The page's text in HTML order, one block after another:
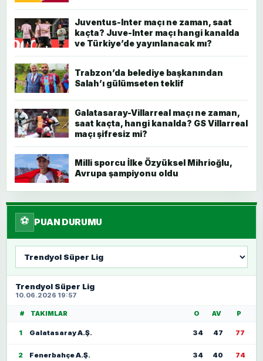
Juventus-Inter maçı ne zaman, saat
kaçta? Juve-Inter maçı hangi kanalda
ve Türkiye’de yayınlanacak mı?
Trabzon’da belediye başkanından
Salah’ı gülümseten teklif
Galatasaray-Villarreal maçı ne zaman,
saat kaçta, hangi kanalda? GS Villarreal
maçı şifresiz mi?
Milli sporcu İlke Özyüksel Mihrioğlu,
Avrupa şampiyonu oldu
⚽ PUAN DURUMU
seç
Trendyol Süper Lig
10.06.2026 19:57
# TAKIMLAR O AV P
1 Galatasaray A.Ş. 34 47 77
2 Fenerbahçe A.Ş. 34 40 74